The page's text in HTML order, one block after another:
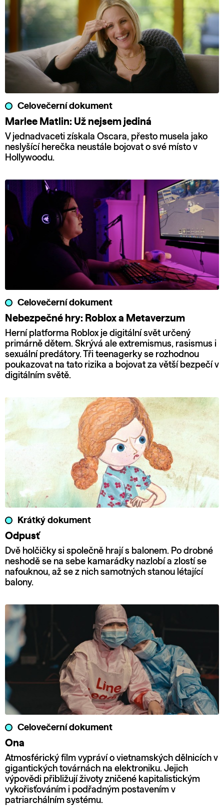
Celovečerní dokument
Marlee Matlin: Už nejsem jediná
V jednadvaceti získala Oscara, přesto musela jako
neslyšící herečka neustále bojovat o své místo v
Hollywoodu.
Celovečerní dokument
Nebezpečné hry: Roblox a Metaverzum
Herní platforma Roblox je digitální svět určený
primárně dětem. Skrývá ale extremismus, rasismus i
sexuální predátory. Tři teenagerky se rozhodnou
poukazovat na tato rizika a bojovat za větší bezpečí v
digitálním světě.
Krátký dokument
Odpusť
Dvě holčičky si společně hrají s balonem. Po drobné
neshodě se na sebe kamarádky nazlobí a zlostí se
nafouknou, až se z nich samotných stanou létající
balony.
Celovečerní dokument
Ona
Atmosférický film vypráví o vietnamských dělnicích v
gigantických továrnách na elektroniku. Jejich
výpovědi přibližují životy zničené kapitalistickým
vykořisťováním i podřadným postavením v
patriarchálním systému.